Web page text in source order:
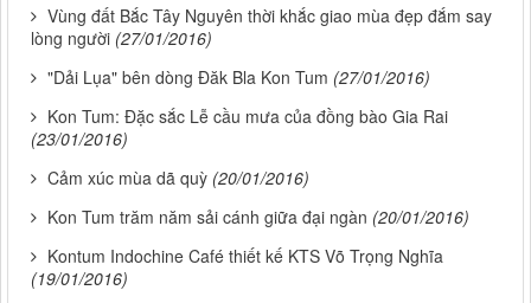
Vùng đất Bắc Tây Nguyên thời khắc giao mùa đẹp đắm say
lòng người (27/01/2016)
"Dải Lụa" bên dòng Đăk Bla Kon Tum (27/01/2016)
Kon Tum: Đặc sắc Lễ cầu mưa của đồng bào Gia Rai
(23/01/2016)
Cảm xúc mùa dã quỳ (20/01/2016)
Kon Tum trăm năm sải cánh giữa đại ngàn (20/01/2016)
Kontum Indochine Café thiết kế KTS Võ Trọng Nghĩa
(19/01/2016)